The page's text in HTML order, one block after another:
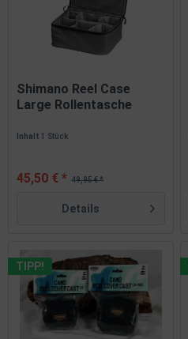
Shimano Reel Case
Large Rollentasche
Inhalt1 Stück
49,95 € *
45,50 € *
Details
TIPP!